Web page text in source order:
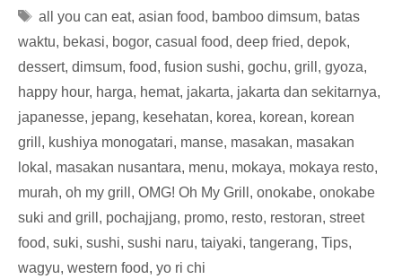
Tags
all you can eat, asian food, bamboo dimsum, batas
waktu, bekasi, bogor, casual food, deep fried, depok,
dessert, dimsum, food, fusion sushi, gochu, grill , gyoza,
happy hour, harga, hemat, jakarta, jakarta dan sekitarnya,
japanesse, jepang, kesehatan, korea, korean, korean
grill , kushiya monogatari, manse, masakan, masakan
lokal , masakan nusantara, menu, mokaya, mokaya resto,
murah, oh my grill , OMG! Oh My Grill , onokabe, onokabe
suki and grill , pochajjang, promo, resto, restoran, street
food, suki, sushi, sushi naru, taiyaki, tangerang, Tips,
wagyu, western food, yo ri chi